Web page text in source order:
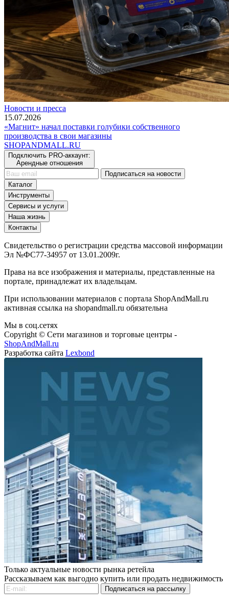
Новости и пресса
15.07.2026
«Магнит» начал поставки голубики собственного
производства в свои магазины
SHOPANDMALL.RU
Подключить PRO-аккаунт:
Арендные отношения
Подписаться на новости
Каталог
Инструменты
Сервисы и услуги
Наша жизнь
Контакты
Свидетельство о регистрации средства массовой информации
Эл №ФС77-34957 от 13.01.2009г.
Права на все изображения и материалы, представленные на
портале, принадлежат их владельцам.
При использовании материалов с портала ShopAndMall.ru
активная ссылка на shopandmall.ru обязательна
Мы в соц.сетях
Copyright © Сети магазинов и торговые центры -
ShopAndMall.ru
Разработка сайта Lexbond
Только актуальные новости рынка ретейла
Рассказываем как выгодно купить или продать недвижимость